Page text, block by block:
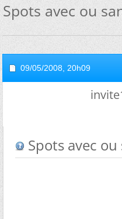
Spots avec ou
09/05/2008, 20h09
Spots avec